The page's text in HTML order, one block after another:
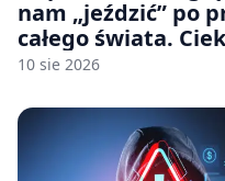
nam „jeździć” po
całego świata.
Google Street View
10 sie 2026